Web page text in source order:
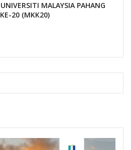
MALAYSIA PAHANG
20 (MKK20)